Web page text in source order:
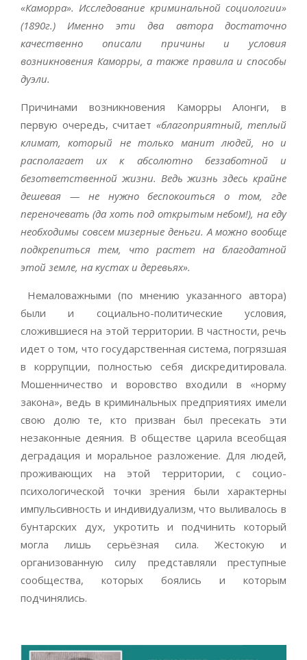
«Каморра». Исследование криминальной социологии»
(1890г.) Именно эти два автора достаточно
качественно описали причины и условия
возникновения Каморры, а также правила и способы
дуэли.
Причинами возникновения Каморры Алонги, в
первую очередь, считает «благоприятный, теплый
климат, который не только манит людей, но и
располагает их к абсолютно беззаботной и
безответственной жизни. Ведь жизнь здесь крайне
дешевая — не нужно беспокоиться о том, где
переночевать (да хоть под открытым небом!), на еду
необходимы совсем мизерные деньги. А можно вообще
подкрепиться тем, что растет на благодатной
этой земле, на кустах и деревьях».
Немаловажными (по мнению указанного автора)
были и социально-политические условия,
сложившиеся на этой территории. В частности, речь
идет о том, что государственная система, погрязшая
в коррупции, полностью себя дискредитировала.
Мошенничество и воровство входили в «норму
закона», ведь в криминальных предприятиях имели
свою долю те, кто призван был пресекать эти
незаконные деяния. В обществе царила всеобщая
деградация и моральное разложение. Для людей,
проживающих на этой территории, с социо-
психологической точки зрения были характерны
импульсивность и индивидуализм, что выливалось в
бунтарских дух, укротить и подчинить который
могла лишь серьёзная сила. Жестокую и
организованную силу представляли преступные
сообщества, которых боялись и которым
подчинялись.